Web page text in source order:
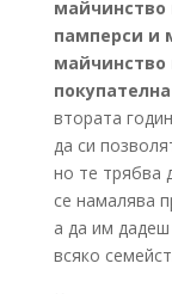
майчинство
памперси и
майчинство
втората
да си
но те трябва
се намалява
а да им
всяко